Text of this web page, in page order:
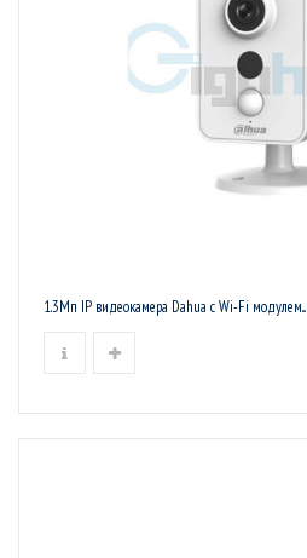
1.3Мп IP видеокамера Dahua с Wi-Fi модулем...